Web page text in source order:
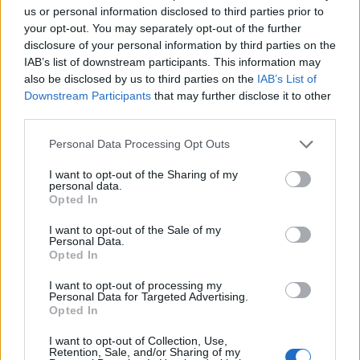
us or personal information disclosed to third parties prior to
your opt-out. You may separately opt-out of the further
disclosure of your personal information by third parties on the
IAB’s list of downstream participants. This information may
also be disclosed by us to third parties on the IAB’s List of
Downstream Participants that may further disclose it to other
Personal Data Processing Opt Outs
I want to opt-out of the Sharing of my
personal data.
Opted In
I want to opt-out of the Sale of my
Personal Data.
Opted In
I want to opt-out of processing my
Personal Data for Targeted Advertising.
Opted In
I want to opt-out of Collection, Use,
Retention, Sale, and/or Sharing of my
Lærte om døden
Abonnement